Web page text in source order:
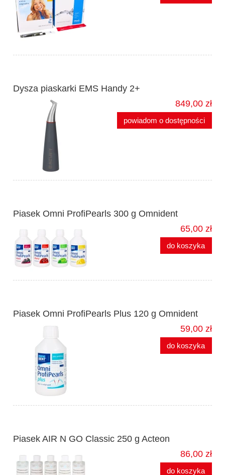
Dysza piaskarki EMS Handy 2+
849,00 zł
powiadom o dostępności
Piasek Omni ProfiPearls 300 g Omnident
65,00 zł
do koszyka
Piasek Omni ProfiPearls Plus 120 g Omnident
59,00 zł
do koszyka
Piasek AIR N GO Classic 250 g Acteon
86,00 zł
do koszyka